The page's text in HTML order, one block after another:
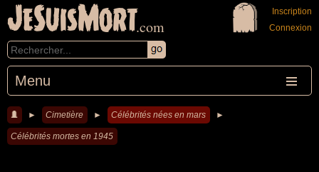
JeSuisMort.com
Menu
Inscription
Connexion
► Cimetière ► Célébrités nées en mars ►
Célébrités mortes en 1945